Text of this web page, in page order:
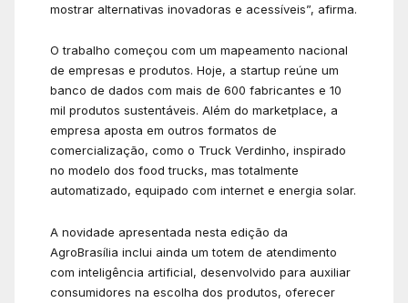
mostrar alternativas inovadoras e acessíveis”, afirma.
O trabalho começou com um mapeamento nacional
de empresas e produtos. Hoje, a startup reúne um
banco de dados com mais de 600 fabricantes e 10
mil produtos sustentáveis. Além do marketplace, a
empresa aposta em outros formatos de
comercialização, como o Truck Verdinho, inspirado
no modelo dos food trucks, mas totalmente
automatizado, equipado com internet e energia solar.
A novidade apresentada nesta edição da
AgroBrasília inclui ainda um totem de atendimento
com inteligência artificial, desenvolvido para auxiliar
consumidores na escolha dos produtos, oferecer